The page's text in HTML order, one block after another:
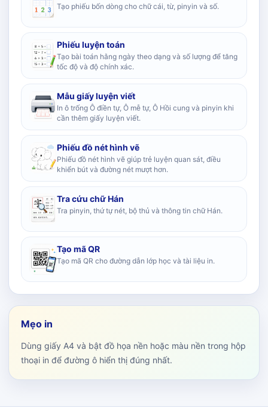
Tạo phiếu bốn dòng cho chữ cái, từ, pinyin và số.
Phiếu luyện toán
Tạo bài toán hằng ngày theo dạng và số lượng để tăng
tốc độ và độ chính xác.
Mẫu giấy luyện viết
In ô trống Ô điền tự, Ô mễ tự, Ô Hồi cung và pinyin khi
cần thêm giấy luyện viết.
Phiếu đồ nét hình vẽ
Phiếu đồ nét hình vẽ giúp trẻ luyện quan sát, điều
khiển bút và đường nét mượt hơn.
Tra cứu chữ Hán
Tra pinyin, thứ tự nét, bộ thủ và thông tin chữ Hán.
Tạo mã QR
Tạo mã QR cho đường dẫn lớp học và tài liệu in.
Mẹo in
Dùng giấy A4 và bật đồ họa nền hoặc màu nền trong hộp
thoại in để đường ô hiển thị đúng nhất.